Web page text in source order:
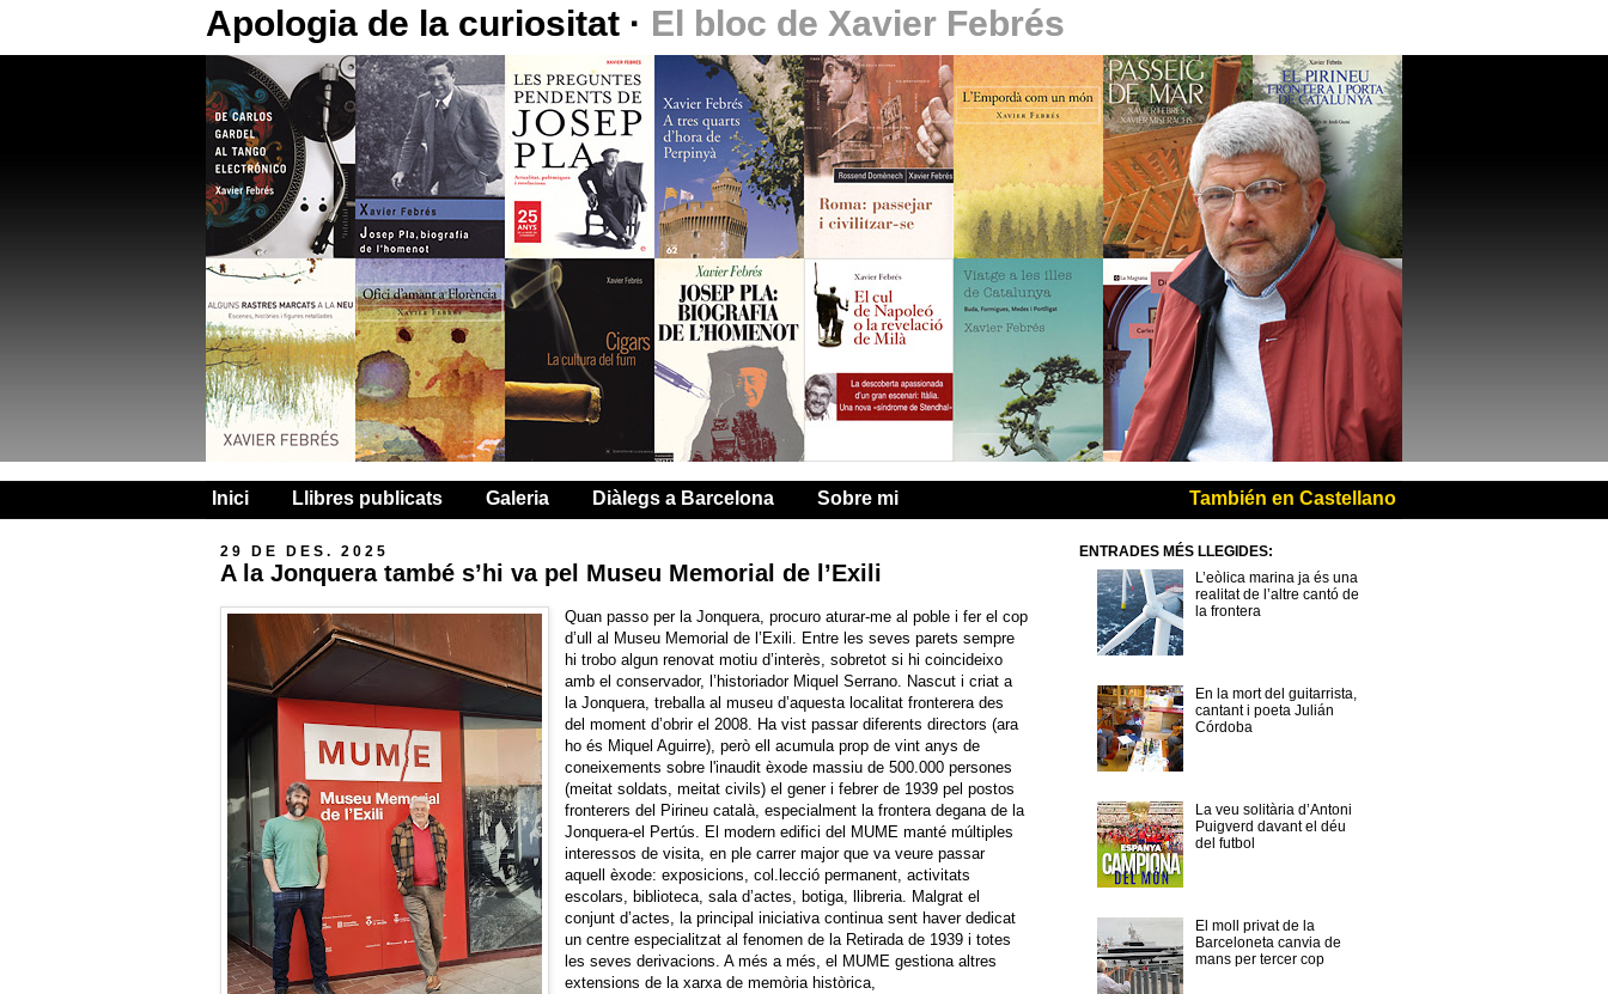
Apologia de la curiositat · El bloc de Xavier Febrés
Inici Llibres publicats Galeria Diàlegs a Barcelona Sobre mi También en Castellano
29 DE DES. 2025
A la Jonquera també s’hi va pel Museu Memorial de l’Exili
Quan passo per la Jonquera, procuro aturar-me al poble i fer el cop
d’ull al Museu Memorial de l’Exili. Entre les seves parets sempre
hi trobo algun renovat motiu d’interès, sobretot si hi coincideixo
amb el conservador, l’historiador Miquel Serrano. Nascut i criat a
la Jonquera, treballa al museu d’aquesta localitat fronterera des
del moment d’obrir el 2008. Ha vist passar diferents directors (ara
ho és Miquel Aguirre), però ell acumula prop de vint anys de
coneixements sobre l'inaudit èxode massiu de 500.000 persones
(meitat soldats, meitat civils) el gener i febrer de 1939 pel postos
fronterers del Pirineu català, especialment la frontera degana de la
Jonquera-el Pertús. El modern edifici del MUME manté múltiples
interessos de visita, en ple carrer major que va veure passar
aquell èxode: exposicions, col.lecció permanent, activitats
escolars, biblioteca, sala d’actes, botiga, llibreria. Malgrat el
conjunt d’actes, la principal iniciativa continua sent haver dedicat
un centre especialitzat al fenomen de la Retirada de 1939 i totes
les seves derivacions. A més a més, el MUME gestiona altres
extensions de la xarxa de memòria històrica,
ENTRADES MÉS LLEGIDES:
L’eòlica marina ja és una
realitat de l’altre cantó de
la frontera
En la mort del guitarrista,
cantant i poeta Julián
Córdoba
La veu solitària d’Antoni
Puigverd davant el déu
del futbol
El moll privat de la
Barceloneta canvia de
mans per tercer cop